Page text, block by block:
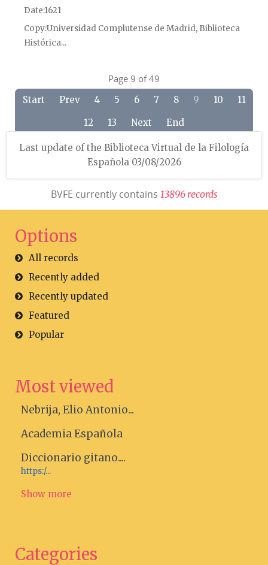
Date1621
CopyUniversidad Complutense de Madrid, Biblioteca
Histórica...
Page 9 of 49
Start Prev 4 5 6 7 8 9 10
11
12
13 Next End
Last update of the Biblioteca Virtual de la Filología
Española 03/08/2026
BVFE currently contains 13896 records
Options
All records
Recently added
Recently updated
Featured
Popular
Most viewed
Nebrija, Elio Antonio...
Academia Española
Diccionario gitano....
https:/...
Show more
Categories